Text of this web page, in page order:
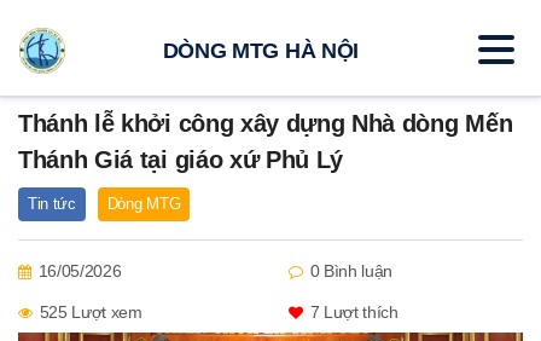
Thánh lễ khởi công xây dựng Nhà dòng Mến
Thánh Giá tại giáo xứ Phủ Lý
Tin tức Dòng MTG
16/05/2026 0 Bình luận
525 Lượt xem 7 Lượt thích
DÒNG MTG HÀ NỘI